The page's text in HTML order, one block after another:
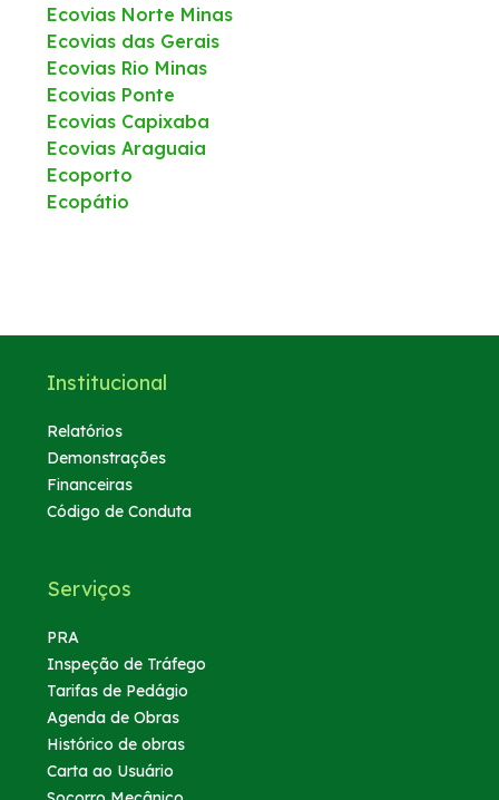
Ecovias Norte Minas
Ecovias das Gerais
Ecovias Rio Minas
Ecovias Ponte
Ecovias Capixaba
Ecovias Araguaia
Ecoporto
Ecopátio
Institucional
Relatórios
Demonstrações
Financeiras
Código de Conduta
Serviços
PRA
Inspeção de Tráfego
Tarifas de Pedágio
Agenda de Obras
Histórico de obras
Carta ao Usuário